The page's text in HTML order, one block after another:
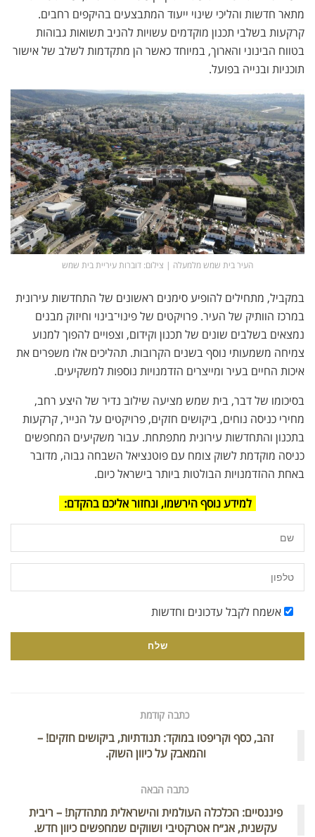
מתאר חדשות והליכי שינוי ייעוד המתבצעים בהיקפים רחבים.
קרקעות בשלבי תכנון מוקדמים עשויות להניב תשואות גבוהות
בטווח הבינוני והארוך, במיוחד כאשר הן מתקדמות לשלב של אישור
תוכניות ובנייה בפועל.
העיר בית שמש מלמעלה | צילום: דוברות עיריית בית שמש
במקביל, מתחילים להופיע סימנים ראשונים של התחדשות עירונית
במרכז הוותיק של העיר. פרויקטים של פינוי־בינוי וחיזוק מבנים
נמצאים בשלבים שונים של תכנון וקידום, וצפויים להפוך למנוע
צמיחה משמעותי נוסף בשנים הקרובות. תהליכים אלו משפרים את
איכות החיים בעיר ומייצרים הזדמנויות נוספות למשקיעים.
בסיכומו של דבר, בית שמש מציעה שילוב נדיר של היצע רחב,
מחירי כניסה נוחים, ביקושים חזקים, פרויקטים על הנייר, קרקעות
בתכנון והתחדשות עירונית מתפתחת. עבור משקיעים המחפשים
כניסה מוקדמת לשוק צומח עם פוטנציאל השבחה גבוה, מדובר
באחת ההזדמנויות הבולטות ביותר בישראל כיום.
למידע נוסף הירשמו, ונחזור אליכם בהקדם:
אשמח לקבל עדכונים וחדשות
כתבה קודמת
זהב, כסף וקריפטו במוקד: תנודתיות, ביקושים חזקים! –
והמאבק על כיוון השוק.
כתבה הבאה
פיננסיים: הכלכלה העולמית והישראלית מתהדקת! – ריבית
עקשנית, אג״ח אטרקטיבי ושווקים שמחפשים כיוון חדש.